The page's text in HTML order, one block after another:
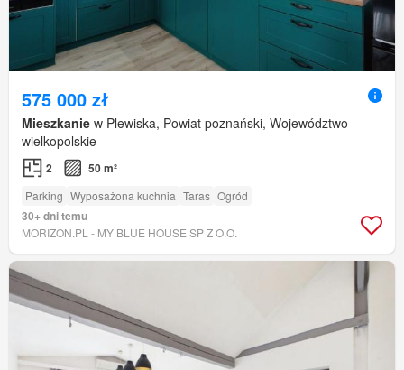
575 000 zł
Mieszkanie w Plewiska, Powiat poznański, Województwo
wielkopolskie
2 50 m²
Parking Wyposażona kuchnia Taras Ogród
30+ dni temu
MORIZON.PL - MY BLUE HOUSE SP Z O.O.